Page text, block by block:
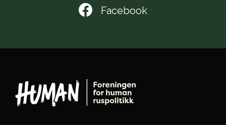
Facebook